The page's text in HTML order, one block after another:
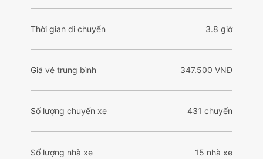
Thời gian di chuyển 3.8 giờ
Giá vé trung bình 347.500 VNĐ
Số lượng chuyến xe 431 chuyến
Số lượng nhà xe 15 nhà xe